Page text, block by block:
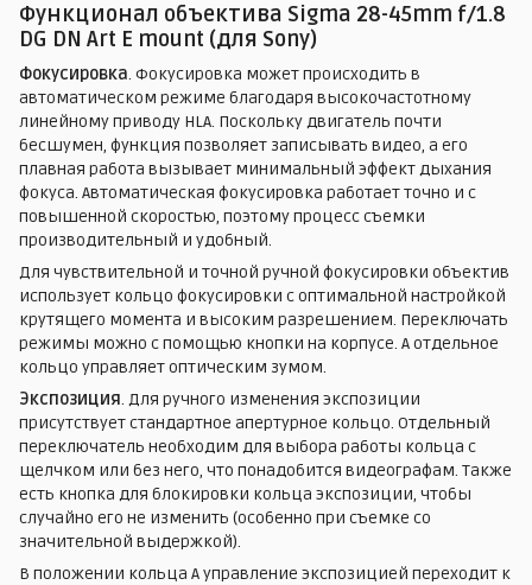
Функционал объектива Sigma 28-45mm f/1.8
DG DN Art E mount (для Sony)
Фокусировка. Фокусировка может происходить в
автоматическом режиме благодаря высокочастотному
линейному приводу HLA. Поскольку двигатель почти
бесшумен, функция позволяет записывать видео, а его
плавная работа вызывает минимальный эффект дыхания
фокуса. Автоматическая фокусировка работает точно и с
повышенной скоростью, поэтому процесс съемки
производительный и удобный.
Для чувствительной и точной ручной фокусировки объектив
использует кольцо фокусировки с оптимальной настройкой
крутящего момента и высоким разрешением. Переключать
режимы можно с помощью кнопки на корпусе. А отдельное
кольцо управляет оптическим зумом.
Экспозиция. Для ручного изменения экспозиции
присутствует стандартное апертурное кольцо. Отдельный
переключатель необходим для выбора работы кольца с
щелчком или без него, что понадобится видеографам. Также
есть кнопка для блокировки кольца экспозиции, чтобы
случайно его не изменить (особенно при съемке со
значительной выдержкой).
В положении кольца А управление экспозицией переходит к